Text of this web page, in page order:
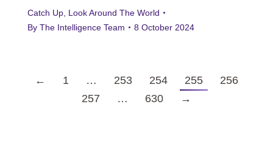
Catch Up Look Around The World
By The Intelligence Team 8 October 2024
← 1 … 253 254 255
256
257
… 630 →